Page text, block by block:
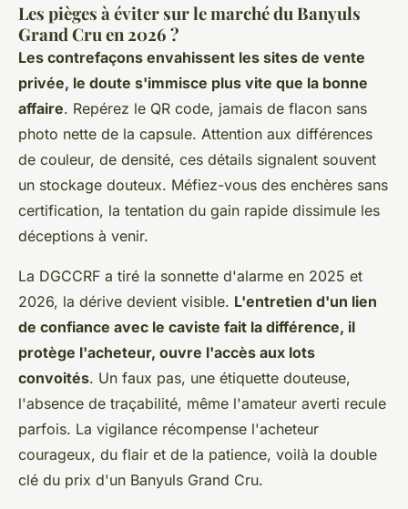
Les pièges à éviter sur le marché du Banyuls
Grand Cru en 2026 ?
Les contrefaçons envahissent les sites de vente
privée, le doute s'immisce plus vite que la bonne
affaire. Repérez le QR code, jamais de flacon sans
photo nette de la capsule. Attention aux différences
de couleur, de densité, ces détails signalent souvent
un stockage douteux. Méfiez-vous des enchères sans
certification, la tentation du gain rapide dissimule les
déceptions à venir.
La DGCCRF a tiré la sonnette d'alarme en 2025 et
2026, la dérive devient visible. L'entretien d'un lien
de confiance avec le caviste fait la différence, il
protège l'acheteur, ouvre l'accès aux lots
convoités. Un faux pas, une étiquette douteuse,
l'absence de traçabilité, même l'amateur averti recule
parfois. La vigilance récompense l'acheteur
courageux, du flair et de la patience, voilà la double
clé du prix d'un Banyuls Grand Cru.